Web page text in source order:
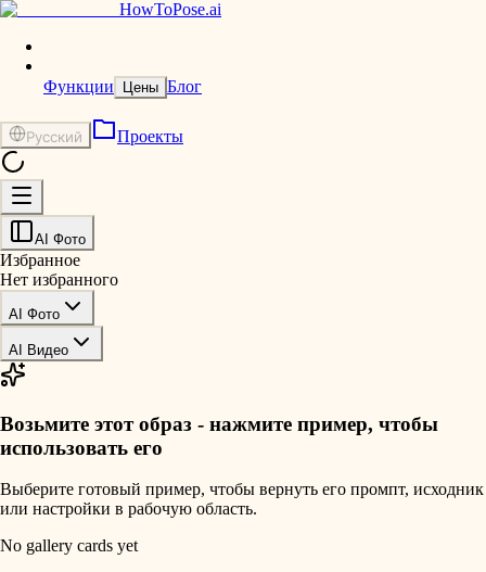
HowToPose.ai
Функции Цены Блог
Русский Проекты
AI Фото
Избранное
Нет избранного
AI Фото
AI Видео
Возьмите этот образ - нажмите пример, чтобы
использовать его
Выберите готовый пример, чтобы вернуть его промпт, исходник
или настройки в рабочую область.
No gallery cards yet